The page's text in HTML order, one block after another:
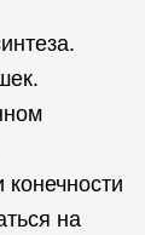
на